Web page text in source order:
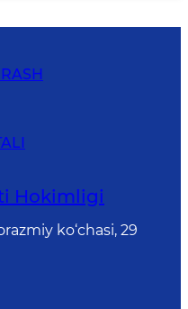
Hоkimligi
ko‘chаsi, 29